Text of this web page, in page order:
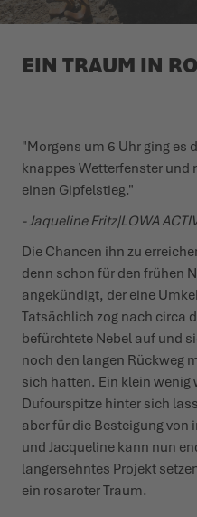
CHALLENGE ACCEPTED –
RUFEN
PRESSE
KARRIERE
EIN TRAUM IN
"Morgens um 6 Uhr ging es
knappes Wetterfenster und
einen Gipfelstieg."
- Jaqueline Fritz|LOWA
Die Chancen ihn zu
denn schon für den frühen
ange­kündigt, der eine
Tatsächlich zog nach circa
befürchtete Nebel auf und
noch den langen Rückweg
sich hatten. Ein klein
Dufour­spitze hinter sich
aber für die Besteigung
und Jacqueline kann nun
lang­er­sehntes Projekt
ein rosaroter Traum.